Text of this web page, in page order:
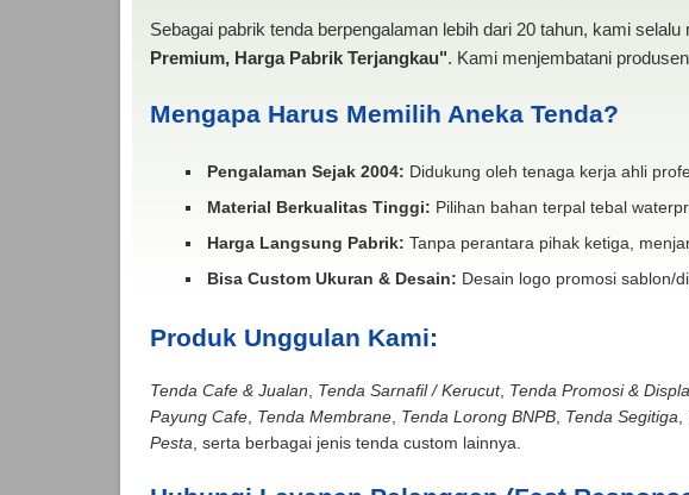
Sebagai pabrik tenda berpengalaman lebih dari 20 tahun, kami
Premium, Harga Pabrik Terjangkau". Kami menjembatani
Mengapa Harus Memilih Aneka Tenda?
Pengalaman Sejak 2004: Didukung oleh tenaga kerja ahli
Material Berkualitas Tinggi: Pilihan bahan terpal tebal
Harga Langsung Pabrik: Tanpa perantara pihak ketiga,
Bisa Custom Ukuran & Desain: Desain logo promosi sablon/
Produk Unggulan Kami:
Tenda Cafe & Jualan Tenda Sarnafil / Kerucut, Tenda Promosi &
Payung Cafe, Tenda Membrane, Tenda Lorong BNPB, Tenda Segitiga
Pesta , serta berbagai jenis tenda custom lainnya.